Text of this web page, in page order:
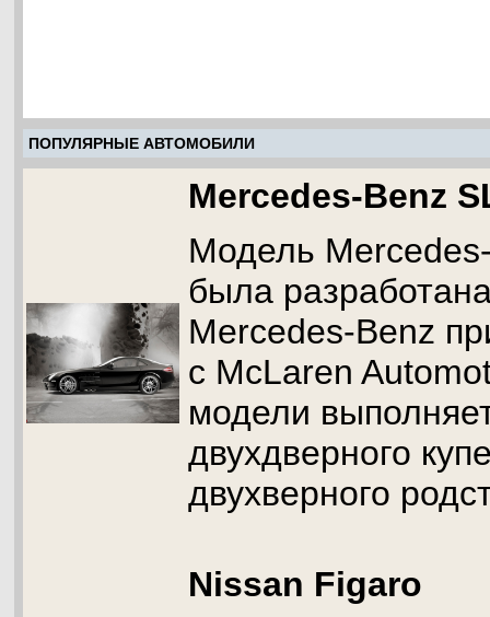
ПОПУЛЯРНЫЕ АВТОМОБИЛИ
Mercedes-Benz
Модель
была
Mercedes-Benz
с McLaren
модели
двухдверного
двухверного
Nissan Figaro